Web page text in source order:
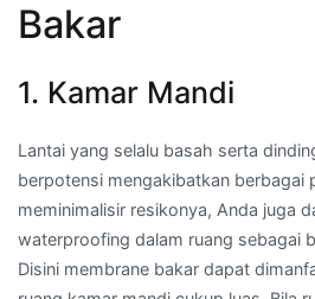
Bakar
1. Kamar Mandi
Lantai yang selalu basah serta
berpotensi mengakibatkan berbagai
meminimalisir resikonya, Anda juga
waterproofing dalam ruang sebagai
Disini membrane bakar dapat